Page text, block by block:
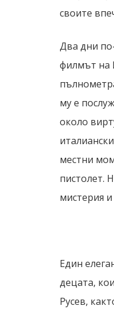
своите
Два дни
филмът на
му е
около
местни
пистолет.
мистерия
Един
децата,
Русев,